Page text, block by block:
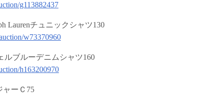
g113882437
Laurenチュニックシャツ130
w73370960
ブルーデニムシャツ160
h163200970
ャーＣ75